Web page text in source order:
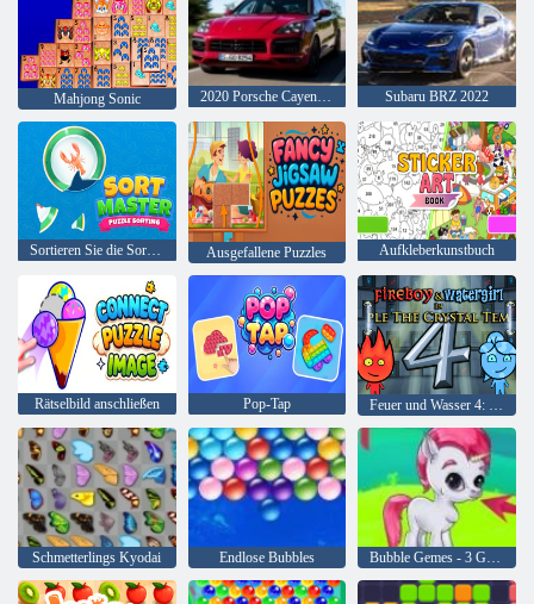
Mahjong Sonic 2020 Porsche Cayenne GTS Subaru BRZ 2022
Sortieren Sie die Sortierung des Master-Puzzles Ausgefallene Puzzles Aufkleberkunstbuch
Rätselbild anschließen Pop-Tap Feuer und Wasser 4: Kristalltempel
Schmetterlings Kyodai Endlose Bubbles Bubble Gemes - 3 Gewinnt